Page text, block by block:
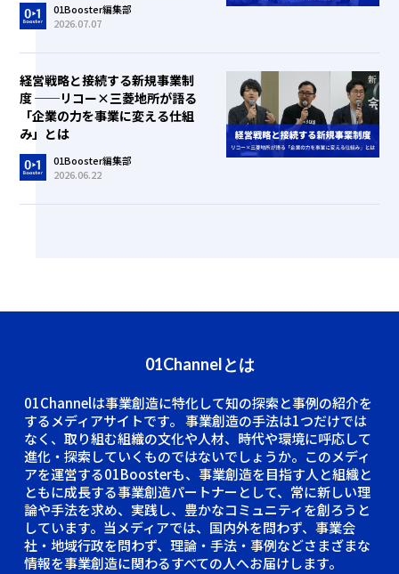
01Booster編集部
2026.07.07
経営戦略と接続する新規事業制
度 ──リコー×三菱地所が語る
「企業の力を事業に変える仕組
み」とは
01Booster編集部
2026.06.22
01Channelとは
01Channelは事業創造に特化して知の探索と事例の紹介を
するメディアサイトです。 事業創造の手法は1つだけでは
なく、取り組む組織の文化や人材、時代や環境に呼応して
進化・探索していくものではないでしょうか。このメディ
アを運営する01Boosterも、事業創造を目指す人と組織と
ともに成長する事業創造パートナーとして、常に新しい理
論や手法を求め、実践し、豊かなコミュニティを創ろうと
しています。当メディアでは、国内外を問わず、事業会
社・地域行政を問わず、理論・手法・事例などさまざまな
情報を事業創造に関わるすべての人へお届けします。